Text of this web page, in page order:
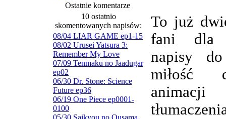
Ostatnie komentarze
10 ostatnio
skomentowanych napisów:
08/04 LIAR GAME ep1-15
08/02 Urusei Yatsura 3:
Remember My Love
07/09 Tenmaku no Jaadugar
ep02
06/30 Dr. Stone: Science
Future ep36
06/19 One Piece ep0001-
0100
05/30 Saikyou no Ousama,
To już
fani dla
napisy
miłość